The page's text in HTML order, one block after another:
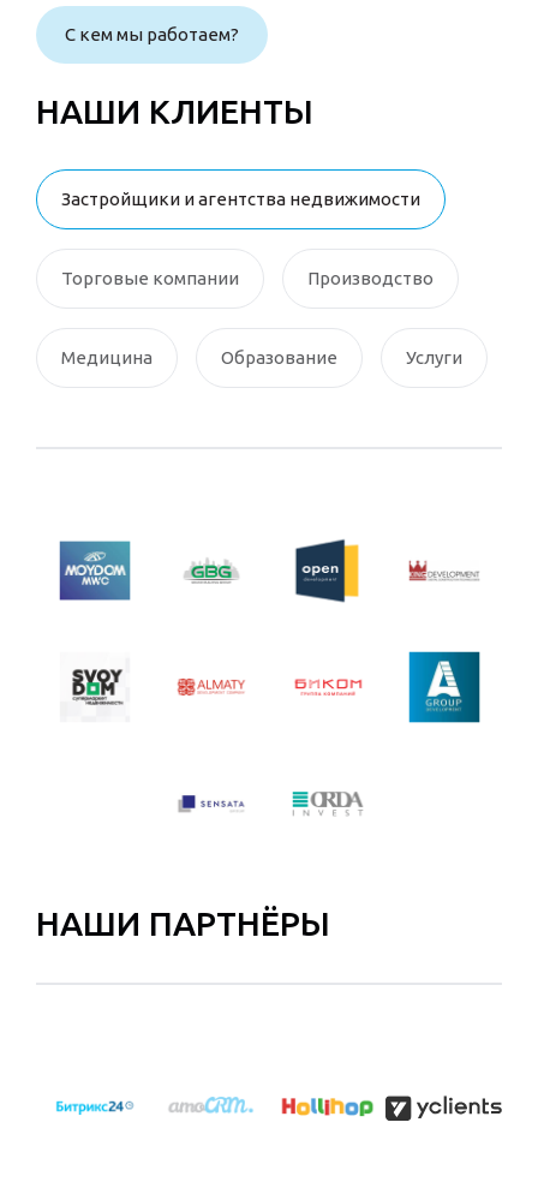
С кем мы работаем?
НАШИ КЛИЕНТЫ
Застройщики и агентства недвижимости
Торговые компании Производство
Медицина Образование Услуги
НАШИ ПАРТНЁРЫ